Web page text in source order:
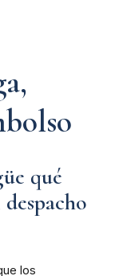
qué
los